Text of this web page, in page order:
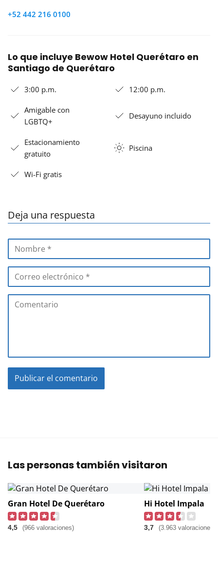
+52 442 216 0100
Lo que incluye Bewow Hotel Querétaro en
Santiago de Querétaro
3:00 p.m. 12:00 p.m.
Amigable con
LGBTQ+
Desayuno incluido
Estacionamiento
gratuito
Piscina
Wi-Fi gratis
Deja una respuesta
Las personas también visitaron
Gran Hotel De Querétaro
4,5 (966 valoraciones)
Hi Hotel Impala
3,7 (3.963 valoraciones)